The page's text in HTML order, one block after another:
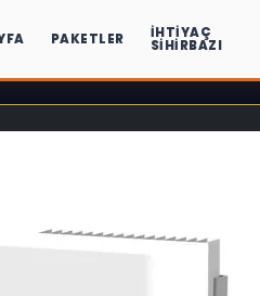
PAKETLER İHTIYAÇ
SIHIRBAZI